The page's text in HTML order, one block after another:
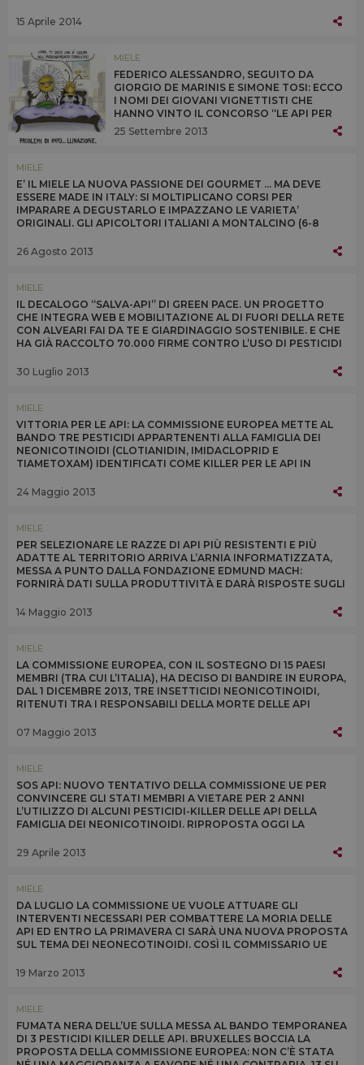
15 Aprile 2014
MIELE
FEDERICO ALESSANDRO, SEGUITO DA
GIORGIO DE MARINIS E SIMONE TOSI: ECCO
I NOMI DEI GIOVANI VIGNETTISTI CHE
HANNO VINTO IL CONCORSO “LE API PER
UN’AGRICOLTURA DUREVOLE” DI UNAAPI,
CONAPI E AAPI E PATROCINATO DA SLOW
25 Settembre 2013
MIELE
E’ IL MIELE LA NUOVA PASSIONE DEI GOURMET ... MA DEVE
ESSERE MADE IN ITALY: SI MOLTIPLICANO CORSI PER
IMPARARE A DEGUSTARLO E IMPAZZANO LE VARIETA’
ORIGINALI. GLI APICOLTORI ITALIANI A MONTALCINO (6-8
26 Agosto 2013
MIELE
IL DECALOGO “SALVA-API” DI GREEN PACE. UN PROGETTO
CHE INTEGRA WEB E MOBILITAZIONE AL DI FUORI DELLA RETE
CON ALVEARI FAI DA TE E GIARDINAGGIO SOSTENIBILE. E CHE
HA GIÀ RACCOLTO 70.000 FIRME CONTRO L’USO DI PESTICIDI
30 Luglio 2013
MIELE
VITTORIA PER LE API: LA COMMISSIONE EUROPEA METTE AL
BANDO TRE PESTICIDI APPARTENENTI ALLA FAMIGLIA DEI
NEONICOTINOIDI (CLOTIANIDIN, IMIDACLOPRID E
TIAMETOXAM) IDENTIFICATI COME KILLER PER LE API IN
24 Maggio 2013
MIELE
PER SELEZIONARE LE RAZZE DI API PIÙ RESISTENTI E PIÙ
ADATTE AL TERRITORIO ARRIVA L’ARNIA INFORMATIZZATA,
MESSA A PUNTO DALLA FONDAZIONE EDMUND MACH:
FORNIRÀ DATI SULLA PRODUTTIVITÀ E DARÀ RISPOSTE SUGLI
14 Maggio 2013
MIELE
LA COMMISSIONE EUROPEA, CON IL SOSTEGNO DI 15 PAESI
MEMBRI (TRA CUI L’ITALIA), HA DECISO DI BANDIRE IN EUROPA,
DAL 1 DICEMBRE 2013, TRE INSETTICIDI NEONICOTINOIDI,
RITENUTI TRA I RESPONSABILI DELLA MORTE DELLE API
07 Maggio 2013
MIELE
SOS API: NUOVO TENTATIVO DELLA COMMISSIONE UE PER
CONVINCERE GLI STATI MEMBRI A VIETARE PER 2 ANNI
L’UTILIZZO DI ALCUNI PESTICIDI-KILLER DELLE API DELLA
FAMIGLIA DEI NEONICOTINOIDI. RIPROPOSTA OGGI LA
29 Aprile 2013
MIELE
DA LUGLIO LA COMMISSIONE UE VUOLE ATTUARE GLI
INTERVENTI NECESSARI PER COMBATTERE LA MORIA DELLE
API ED ENTRO LA PRIMAVERA CI SARÀ UNA NUOVA PROPOSTA
SUL TEMA DEI NEONECOTINOIDI. COSÌ IL COMMISSARIO UE
19 Marzo 2013
MIELE
FUMATA NERA DELL’UE SULLA MESSA AL BANDO TEMPORANEA
DI 3 PESTICIDI KILLER DELLE API. BRUXELLES BOCCIA LA
PROPOSTA DELLA COMMISSIONE EUROPEA: NON C’È STATA